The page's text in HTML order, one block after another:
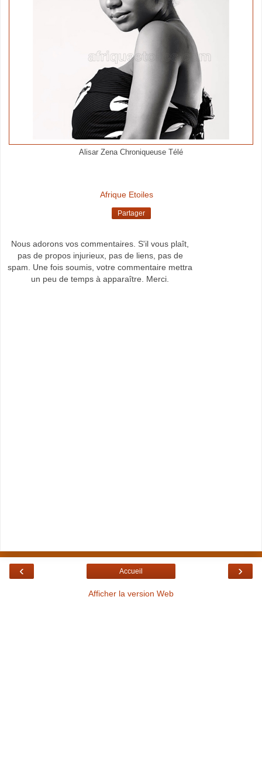
Alisar Zena Chroniqueuse Télé
Afrique Etoiles
Partager
Nous adorons vos commentaires. S'il vous plaît,
pas de propos injurieux, pas de liens, pas de
spam. Une fois soumis, votre commentaire mettra
un peu de temps à apparaître. Merci.
‹ ›
Accueil
Afficher la version Web